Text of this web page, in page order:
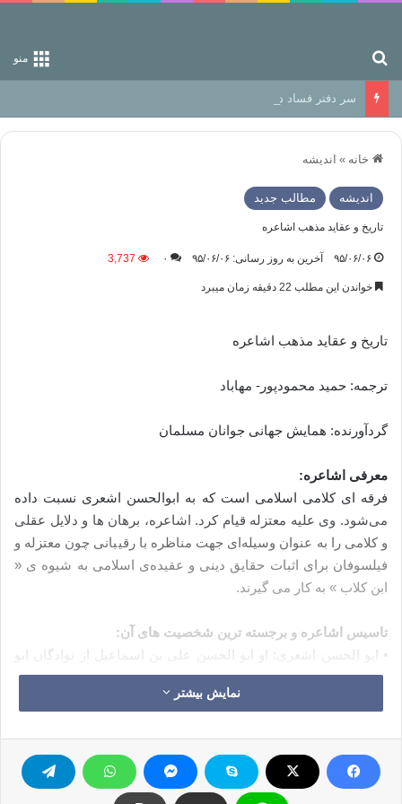
منو
سر دفتر فساد در زمین‌، دوری وکناره‌گیری از راه خداست‌!
خانه » اندیشه
اندیشه مطالب جدید
تاریخ و عقاید مذهب اشاعره
۹۵/۰۶/۰۶ آخرین به روز رسانی: ۹۵/۰۶/۰۶ ۰ 3,737
خواندن این مطلب 22 دقیقه زمان میبرد
تاریخ و عقاید مذهب اشاعره
ترجمه: حمید محمودپور- مهاباد
گردآورنده: همایش جهانی جوانان مسلمان
معرفی اشاعره:
فرقه ای کلامی اسلامی است که به ابوالحسن اشعری نسبت داده
می‌شود. وی علیه معتزله قیام کرد. اشاعره، برهان ها و دلایل عقلی
و کلامی را به عنوان وسیله‌ای جهت مناظره با رقیبانی چون معتزله و
فیلسوفان برای اثبات حقایق دینی و عقیده‌ی اسلامی به شیوه ی «
ابن کلاب » به کار می گیرند.
تاسیس اشاعره و برجسته ترین شخصیت های آن:
• ابو الحسن اشعری: او ابو الحسن علی بن اسماعیل از نوادگان ابو
موسی اشعری ( رض ) است. وی در بصره در سال ۲۷۰ ه‍ به دنیا آمد
و سه مرحله از زندگانی فکری خویش را گذراند:
خود زیست و علوم وی را یاد گرفت تا این که جانشین و مورد
اعتمادش گردید. ابو الحسن به مدت چهل سال رهبری معتزله را بر
عهده داشت.
نمایش بیشتر